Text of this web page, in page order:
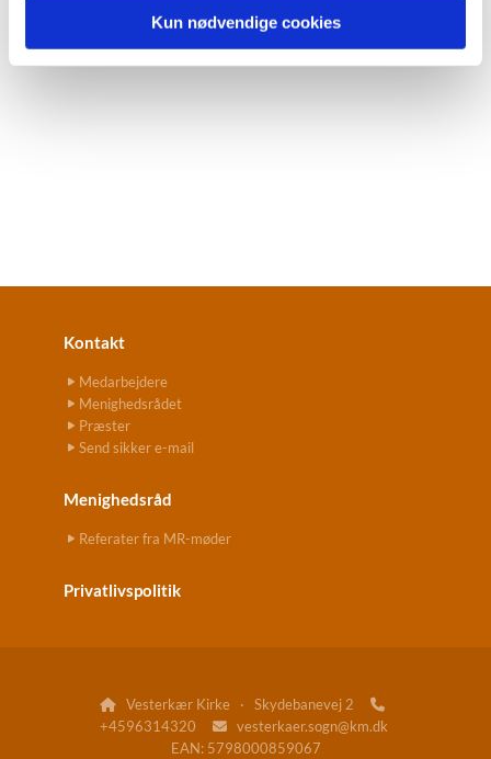
Kun nødvendige cookies
Kontakt
Medarbejdere
Menighedsrådet
Præster
Send sikker e-mail
Menighedsråd
Referater fra MR-møder
Privatlivspolitik
 Vesterkær Kirke · Skydebanevej 2 
+4596314320 
vesterkaer.sogn@km.dk
EAN: 5798000859067